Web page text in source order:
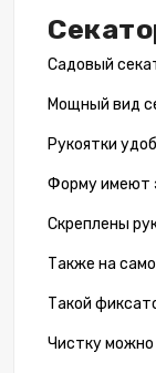
Садовый
Мощный вид
Рукоятки
Форму имеют
Скреплены
Также на
Такой
Чистку можно